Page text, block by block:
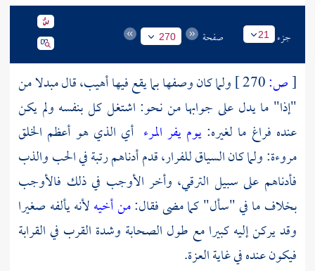
جزء 21 صفحة 270
[ص:
ولما كان وصفها بما يقع فيها أهيب، قال مبدلا من
"إذا" ما يدل على جوابها من نحو: اشتغل كل بنفسه ولم يكن
عنده فراغ ما لغيره: يوم يفر المرء أي الذي هو أعظم الخلق
مروءة: ولما كان السياق للفرار، قدم أدناهم رتبة في الحب والذب
فأدناهم على سبيل الترقي، وأخر الأوجب في ذلك فالأوجب
بخلاف ما في "سأل" كما مضى فقال:من أخيهلأنه يألفه صغيرا
وقد يركن إليه كبيرا مع طول الصحابة وشدة القرب في القرابة
فيكون عنده في غاية العزة.